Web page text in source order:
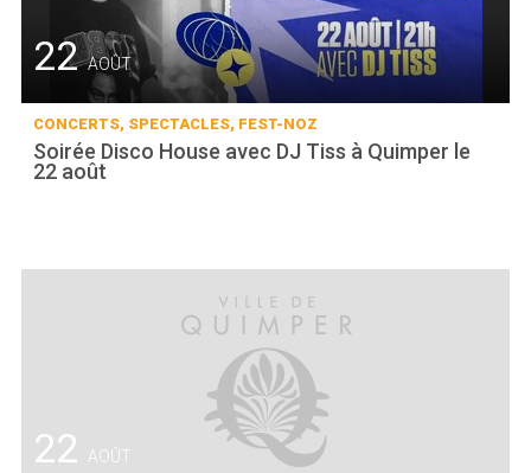
22AOÛT
CONCERTS, SPECTACLES, FEST-NOZ
Soirée Disco House avec DJ Tiss à Quimper le
22 août
22 AOÛT